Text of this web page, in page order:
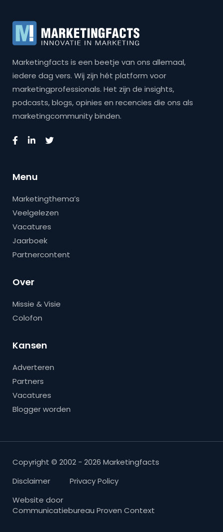
Marketingfacts is een beetje van ons allemaal,
iedere dag vers. Wij zijn hét platform voor
marketingprofessionals. Het zijn de insights,
podcasts, blogs, opinies en recencies die ons als
marketingcommunity binden.
Menu
Marketingthema’s
Veelgelezen
Vacatures
Jaarboek
Partnercontent
Over
Missie & Visie
Colofon
Kansen
Adverteren
Partners
Vacatures
Blogger worden
Copyright © 2002 - 2026 Marketingfacts
Disclaimer
Privacy Policy
Website door
Communicatiebureau Proven Context